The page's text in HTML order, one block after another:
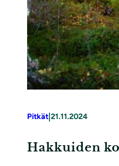
Pitkät 21.11.2024
Hakkuiden